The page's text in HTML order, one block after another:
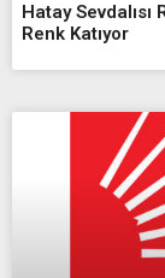
Hatay
Renk Katıyor